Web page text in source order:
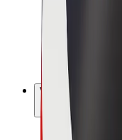
E-bikes
Bolt Plus
Verdienen met Bolt
Chauffeurs